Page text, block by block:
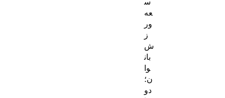
عه
ور
ز
ش
بان
وا
ن؛
دو